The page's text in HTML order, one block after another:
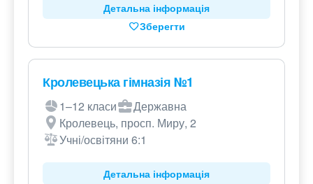
Детальна інформація
Зберегти
Кролевецька гімназія №1
1–12 класи
Державна
Кролевець, просп. Миру, 2
Учні/освітяни 6:1
Детальна інформація